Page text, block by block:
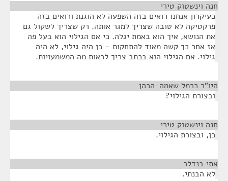
חנה וינשטוק טירי
כעיקרון אנחנו רואים בזה השפעה לא הוגנת ורואים בזה
פרקטיקה לא טובה שצריך למגר אותה. רק שצריך לשקול גם
את הנושא, איך הוא באמת יגלה. כי אם הגילוי הוא בעל פה
אז אחר כך קשה מאוד להתחקות – כן היה גילוי, לא היה
גילוי. אם הגילוי הוא בכתב צריך לראות מה המשמעויות.
היו"ר כרמל שאמה-הכהן
ובצורת הגילוי?
חנה וינשטוק טירי
כן, ובצורת הגילוי.
אתי בנדלר
לא הבנתי.